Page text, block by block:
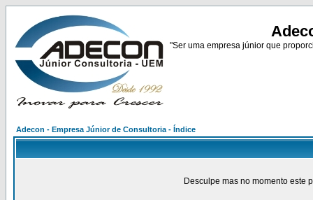
"Ser uma empresa júnior que
Adecon - Empresa Júnior de Consultoria - Índice
Desculpe mas no momento este